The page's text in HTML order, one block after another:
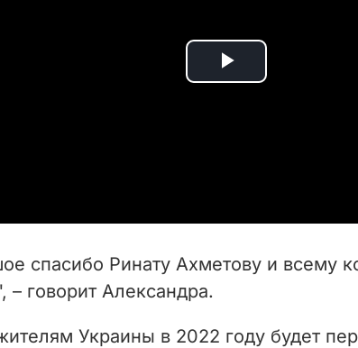
P
d
спасибо Ринату Ахметову и всему
– говорит Александра.
Украины в 2022 году будет